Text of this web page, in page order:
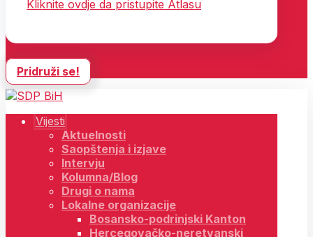
Kliknite ovdje da pristupite Atlasu
Pridruži se!
Vijesti
Aktuelnosti
Saopštenja i izjave
Intervju
Kolumna/Blog
Drugi o nama
Lokalne organizacije
Bosansko-podrinjski Kanton
Hercegovačko-neretvanski